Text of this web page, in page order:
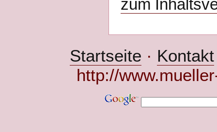
zum
Startseite · Kontakt
http://